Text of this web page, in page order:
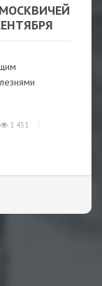
1 451